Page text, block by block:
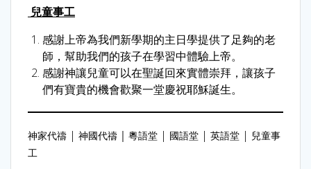
兒童事工
感謝上帝為我們新學期的主日學提供了足夠的老
師，幫助我們的孩子在學習中體驗上帝。
感謝神讓兒童可以在聖誕回來實體崇拜，讓孩子
們有寶貴的機會歡聚一堂慶祝耶穌誕生。
神家代禱 | 神國代禱 ｜ 粵語堂 | 國語堂 | 英語堂 | 兒童事
工